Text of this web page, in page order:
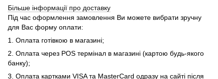
Більше інформації про доставку
Під час оформлення замовлення Ви можете вибрати зручну
для Вас форму оплати:
1. Оплата готівкою в магазині;
2. Оплата через POS термінал в магазині (картою будь-якого
банку);
3. Оплата картками VISA та MasterCard одразу на сайті після